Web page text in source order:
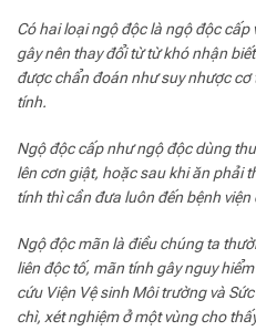
Có hai loại ngộ độc là ngộ độc
gây nên thay đổi từ từ khó nhận
được chẩn đoán như suy nhược
tính.
Ngộ độc cấp như ngộ độc dùng
lên cơn giật, hoặc sau khi ăn phải
tính thì cần đưa luôn đến bệnh viện
Ngộ độc mãn là điều chúng ta
liên độc tố, mãn tính gây nguy
cứu Viện Vệ sinh Môi trường và
chì, xét nghiệm ở một vùng cho